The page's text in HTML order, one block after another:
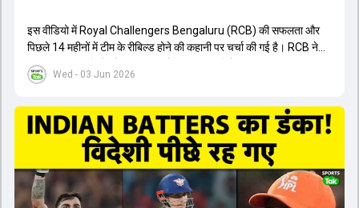
Wed - 03 Jun 2026
इस वीडियो में Royal Challengers Bengaluru (RCB) की सफलता और
पिछले 14 महीनों में टीम के रीबिल्ड होने की कहानी पर चर्चा की गई है। RCB ने
अपनी पुरानी गलतियों को स्वीकार करते हुए एक नया रिसेट बटन दबाया। टीम
मैनेजमेंट में Mo Bobat, Andy Flower, Dinesh Karthik और एनालिस्ट
के तहत Bhuvneshwar Kumar, Krunal Pandya और Rasikh Salam
जैसे भारतीय खिलाड़ियों को टीम में शामिल किया गया, जिन्होंने शानदार प्रदर्शन
किया। इसके अलावा, Virat Kohli की भूमिका में भी बदलाव देखा गया, जहां वह
अब टीम के युवा खिलाड़ियों के साथ ज्यादा जुड़े हुए नजर आते हैं। कप्तान Rajat
Patidar के नेतृत्व में टीम का कम्युनिकेशन बहुत स्पष्ट रहा है। एनालिस्ट से लेकर
मैनेजमेंट तक, सभी एक ही पेज पर रहते हैं, जिससे मैदान पर कोई कंफ्यूजन नहीं